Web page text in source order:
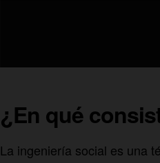
¿En qué
La ingeniería social es una